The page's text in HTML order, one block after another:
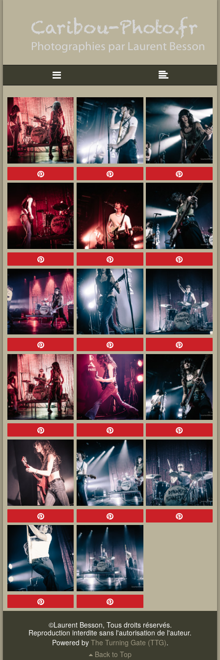
©Laurent Besson, Tous droits réservés.
Reproduction interdite sans l'autorisation de l'auteur.
Powered by The Turning Gate (TTG).
Back to Top